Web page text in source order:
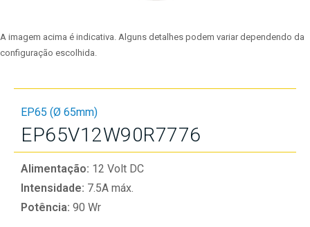
A imagem acima é indicativa. Alguns detalhes podem variar dependendo da
configuração escolhida.
EP65 (Ø 65mm)
EP65V12W90R7776
Alimentação: 12 Volt DC
Intensidade: 7.5A máx.
Potência: 90 Wr